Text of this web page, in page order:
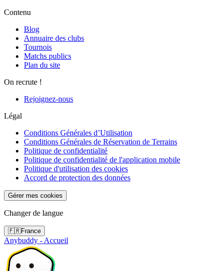
Contenu
Blog
Annuaire des clubs
Tournois
Matchs publics
Plan du site
On recrute !
Rejoignez-nous
Légal
Conditions Générales d’Utilisation
Conditions Générales de Réservation de Terrains
Politique de confidentialité
Politique de confidentialité de l'application mobile
Politique d'utilisation des cookies
Accord de protection des données
Gérer mes cookies
Changer de langue
🇫🇷France
Anybuddy - Accueil